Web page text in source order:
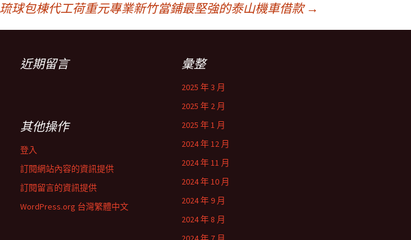
球包棟代工荷重元專業新竹當鋪最堅強的泰山機車借款 →
近期留言 彙整
2025 年 3 月
2025 年 2 月
2025 年 1 月
2024 年 12 月
2024 年 11 月
2024 年 10 月
2024 年 9 月
2024 年 8 月
其他操作
登入
訂閱網站內容的資訊提供
訂閱留言的資訊提供
WordPress.org 台灣繁體中文